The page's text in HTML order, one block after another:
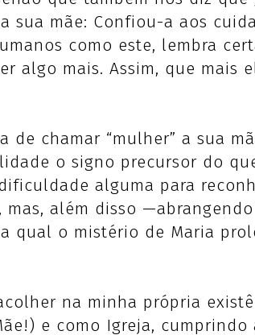
sua mãe: Confiou-a aos
como este, lembra
algo mais. Assim, que mais
de chamar “mulher” a sua
o signo precursor do
alguma para
mas, além disso
qual o mistério de Maria
na minha própria
e como Igreja,